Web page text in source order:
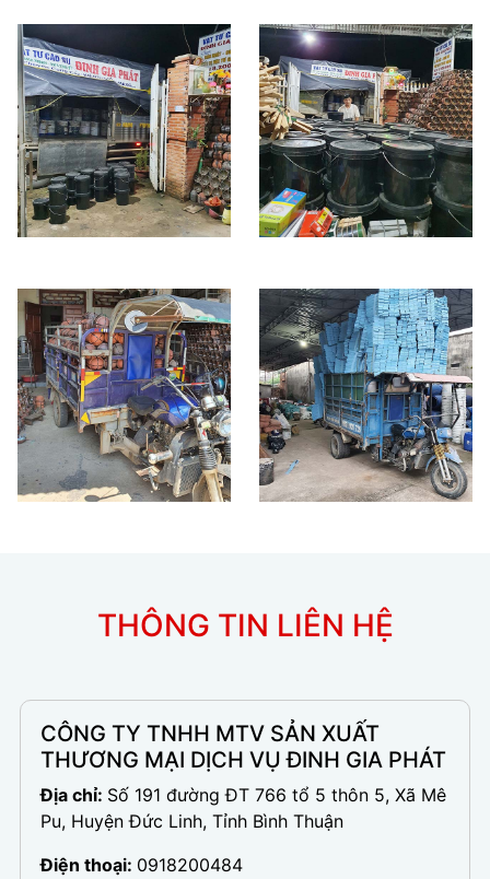
THÔNG TIN LIÊN HỆ
CÔNG TY TNHH MTV SẢN XUẤT
THƯƠNG MẠI DỊCH VỤ ĐINH GIA PHÁT
Địa chỉ: Số 191 đường ĐT 766 tổ 5 thôn 5, Xã Mê
Pu, Huyện Đức Linh, Tỉnh Bình Thuận
Điện thoại: 0918200484